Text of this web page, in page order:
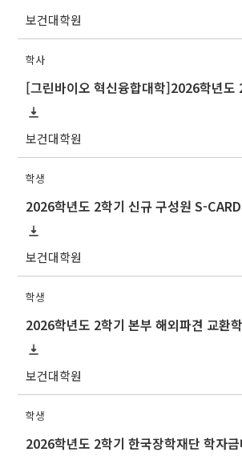
보건대학원
학사
보건대학원
학생
보건대학원
학생
보건대학원
학생